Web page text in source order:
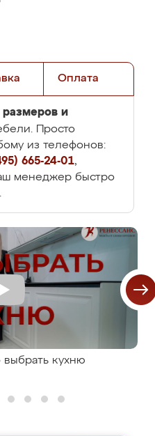
Оплата
размеров и
Просто
из телефонов:
665-24-01,
менеджер быстро
выбрать кухню